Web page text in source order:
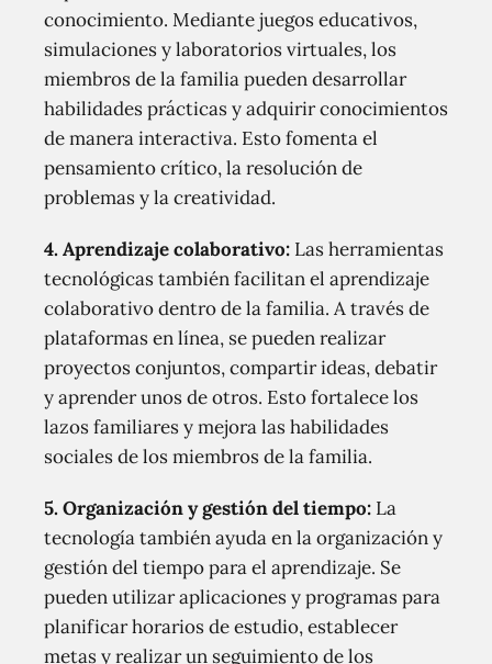
conocimiento. Mediante juegos educativos,
simulaciones y laboratorios virtuales, los
miembros de la familia pueden desarrollar
habilidades prácticas y adquirir conocimientos
de manera interactiva. Esto fomenta el
pensamiento crítico, la resolución de
problemas y la creatividad.
4. Aprendizaje colaborativo: Las herramientas
tecnológicas también facilitan el aprendizaje
colaborativo dentro de la familia. A través de
plataformas en línea, se pueden realizar
proyectos conjuntos, compartir ideas, debatir
y aprender unos de otros. Esto fortalece los
lazos familiares y mejora las habilidades
sociales de los miembros de la familia.
5. Organización y gestión del tiempo: La
tecnología también ayuda en la organización y
gestión del tiempo para el aprendizaje. Se
pueden utilizar aplicaciones y programas para
planificar horarios de estudio, establecer
metas y realizar un seguimiento de los